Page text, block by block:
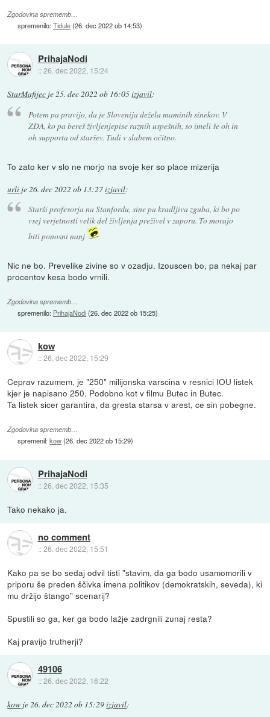
Zgodovina sprememb…
spremenilo:Tidule(26. dec 2022 ob 14:53)
PrihajaNodi
::26. dec 2022, 15:24
StarMafijec je25. dec 2022 ob 16:05izjavil:
Potem pa pravijo, da je Slovenija dežela maminih sinekov. V
ZDA, ko pa bereš življenjepise raznih uspešnih, so imeli še oh in
oh supporta od staršev. Tudi v slabem očitno.
To zato ker v slo ne morjo na svoje ker so place mizerija
urli je26. dec 2022 ob 13:27izjavil:
Starši profesorja na Stanfordu, sine pa kradljiva zguba, ki bo po
vsej verjetnosti velik del življenja preživel v zaporu. To morajo
biti ponosni nanj
Nic ne bo. Prevelike zivine so v ozadju. Izouscen bo, pa nekaj par
procentov kesa bodo vrnili.
Zgodovina sprememb…
spremenilo: PrihajaNodi(26. dec 2022 ob 15:25)
kow
::26. dec 2022, 15:29
Ceprav razumem, je "250" milijonska varscina v resnici IOU listek
kjer je napisano 250. Podobno kot v filmu Butec in Butec.
Ta listek sicer garantira, da gresta starsa v arest, ce sin pobegne.
Zgodovina sprememb…
spremenil:kow(26. dec 2022 ob 15:29)
PrihajaNodi
::26. dec 2022, 15:35
Tako nekako ja.
no comment
::26. dec 2022, 15:51
Kako pa se bo sedaj odvil tisti "stavim, da ga bodo usamomorili v
priporu še preden ščivka imena politikov (demokratskih, seveda), ki
mu držijo štango" scenarij?
Spustili so ga, ker ga bodo lažje zadrgnili zunaj resta?
Kaj pravijo trutherji?
49106
::26. dec 2022, 16:22
kow je26. dec 2022 ob 15:29izjavil: